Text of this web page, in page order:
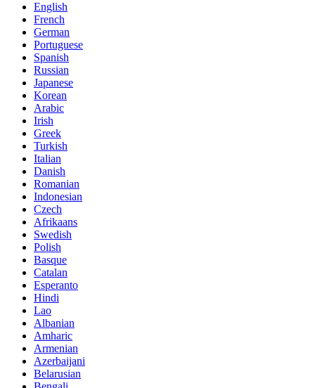
English
French
German
Portuguese
Spanish
Russian
Japanese
Korean
Arabic
Irish
Greek
Turkish
Italian
Danish
Romanian
Indonesian
Czech
Afrikaans
Swedish
Polish
Basque
Catalan
Esperanto
Hindi
Lao
Albanian
Amharic
Armenian
Azerbaijani
Belarusian